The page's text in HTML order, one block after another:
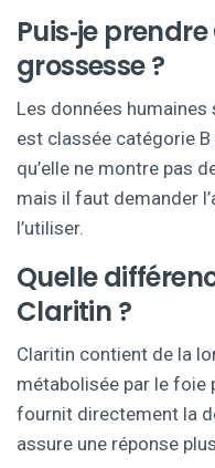
Puis‑je
grossesse ?
Les données
est classée catégorie
qu’elle ne montre pas
mais il faut demander
l’utiliser.
Quelle
Claritin ?
Claritin contient de la
métabolisée par le foie
fournit directement la
assure une réponse